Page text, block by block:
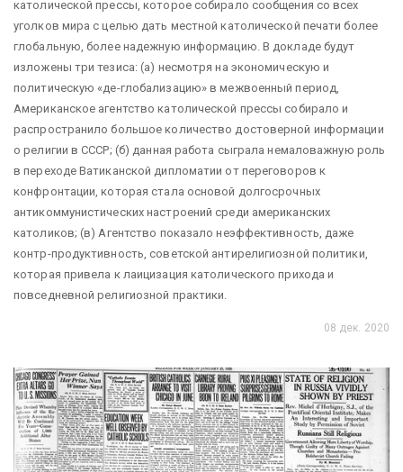
католической прессы, которое собирало сообщения со всех
уголков мира с целью дать местной католической печати более
глобальную, более надежную информацию. В докладе будут
изложены три тезиса: (а) несмотря на экономическую и
политическую «де-глобализацию» в межвоенный период,
Американское агентство католической прессы собирало и
распространило большое количество достоверной информации
о религии в СССР; (б) данная работа сыграла немаловажную роль
в переходе Ватиканской дипломатии от переговоров к
конфронтации, которая стала основой долгосрочных
антикоммунистических настроений среди американских
католиков; (в) Агентство показало неэффективность, даже
контр-продуктивность, советской антирелигиозной политики,
которая привела к лаицизация католического прихода и
повседневной религиозной практики.
08 дек. 2020